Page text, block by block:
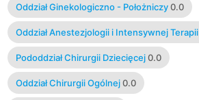
Oddział Ginekologiczno - Położniczy 0.0
Oddział Anestezjologii i Intensywnej Terapii
Pododdział Chirurgii Dziecięcej 0.0
Oddział Chirurgii Ogólnej 0.0